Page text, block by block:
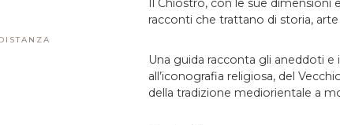
Il Chiostro, con le sue dimensioni
racconti che trattano di storia, arte
Una guida racconta gli aneddoti
all’iconografia religiosa, del
della tradizione mediorientale a